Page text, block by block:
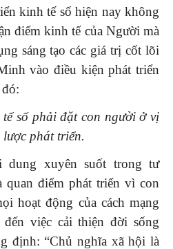
kinh tế số hiện nay không
điểm kinh tế của Người mà
sáng tạo các giá trị cốt lõi
vào điều kiện phát triển
số phải đặt con người ở vị
phát triển.
dung xuyên suốt trong tư
điểm phát triển vì con
hoạt động của cách mạng
việc cải thiện đời sống
định: “Chủ nghĩa xã hội là